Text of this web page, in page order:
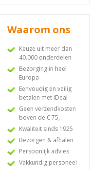
Waarom ons
Keuze uit meer dan
40.000 onderdelen
Bezorging in heel
Europa
Eenvoudig en veilig
betalen met iDeal
Geen verzendkosten
boven de € 75,-
Kwaliteit sinds 1925
Bezorgen & afhalen
Persoonlijk advies
Vakkundig personeel